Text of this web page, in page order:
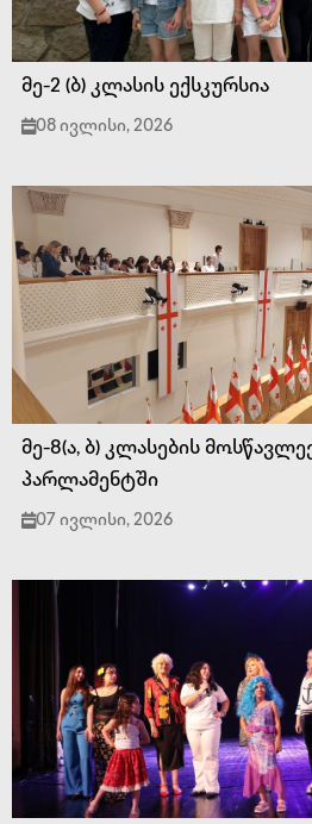
მე-2 (ბ) კლასის ექსკურსია
08 ივლისი, 2026
მე-8(ა, ბ) კლასების
პარლამენტში
07 ივლისი, 2026